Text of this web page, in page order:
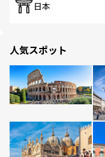
日本
人気スポット